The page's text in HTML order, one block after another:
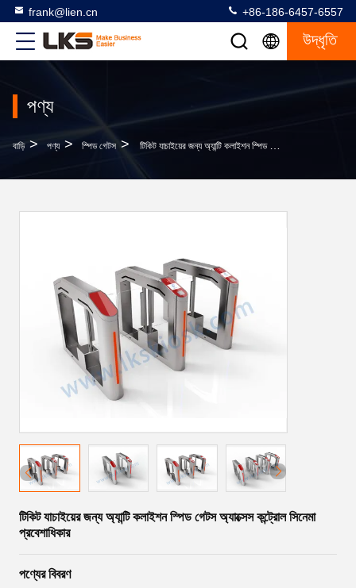
frank@lien.cn +86-186-6457-6557
উদ্ধৃতি
পণ্য
বাড়ি > পণ্য > স্পিড গেটস > টিকিট যাচাইয়ের জন্য অ্যান্টি কলাইশন স্পিড গেটস অ্যাক্সেস কন্ট্রোল সিনেমা প্রবেশাধিকার
টিকিট যাচাইয়ের জন্য অ্যান্টি কলাইশন স্পিড গেটস অ্যাক্সেস কন্ট্রোল সিনেমা
প্রবেশাধিকার
পণ্যের বিবরণ